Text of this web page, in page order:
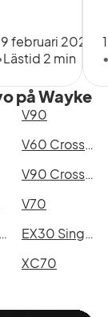
februari 2025
Lästid 2 min
på Wayke
V90
V60 Cross Country
V90 Cross Country
V70
XC90 7 Säten
EX30 Single Motor Extended Range
XC70